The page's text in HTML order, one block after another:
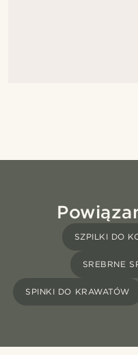
SZPILKI DO
SREBRNE
SPINKI DO KRAWATÓW